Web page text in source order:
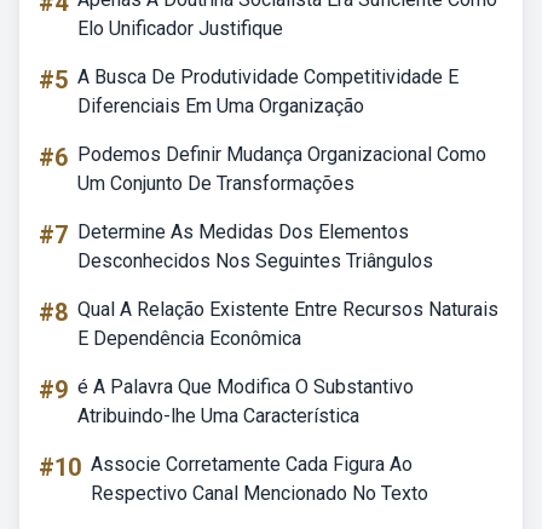
Elo Unificador Justifique
#5 A Busca De Produtividade Competitividade E
Diferenciais Em Uma Organização
#6 Podemos Definir Mudança Organizacional Como
Um Conjunto De Transformações
#7 Determine As Medidas Dos Elementos
Desconhecidos Nos Seguintes Triângulos
#8 Qual A Relação Existente Entre Recursos Naturais
E Dependência Econômica
#9 é A Palavra Que Modifica O Substantivo
Atribuindo-lhe Uma Característica
#10 Associe Corretamente Cada Figura Ao
Respectivo Canal Mencionado No Texto